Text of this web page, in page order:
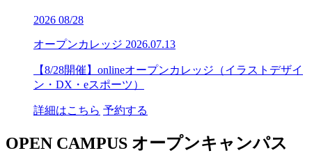
2026 08/28
オープンカレッジ 2026.07.13
【8/28開催】onlineオープンカレッジ（イラストデザイ
ン・DX・eスポーツ）
詳細はこちら 予約する
OPEN CAMPUS オープンキャンパス